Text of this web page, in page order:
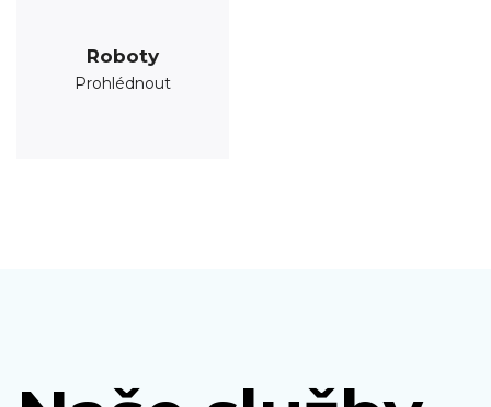
Roboty
Prohlédnout